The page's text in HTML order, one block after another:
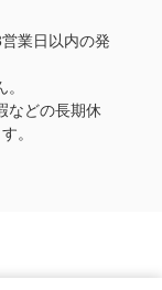
業日以内の発
などの長期休
。